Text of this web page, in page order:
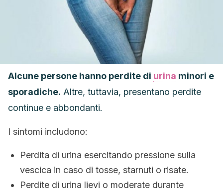
Alcune persone hanno perdite di urina minori e
sporadiche. Altre, tuttavia, presentano perdite
continue e abbondanti.
I sintomi includono:
Perdita di urina esercitando pressione sulla
vescica in caso di tosse, starnuti o risate.
Perdite di urina lievi o moderate durante